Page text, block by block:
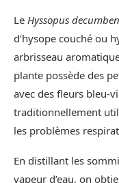
Le Hyssopus
d’hysope couché ou
arbrisseau
plante possède des
avec des fleurs bleu-
traditionnellement
les problèmes
En distillant les
vapeur d’eau, on